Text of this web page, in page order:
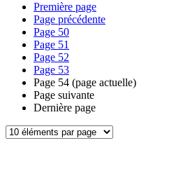
Première page
Page précédente
Page 50
Page 51
Page 52
Page 53
Page 54 (page actuelle)
Page suivante
Dernière page